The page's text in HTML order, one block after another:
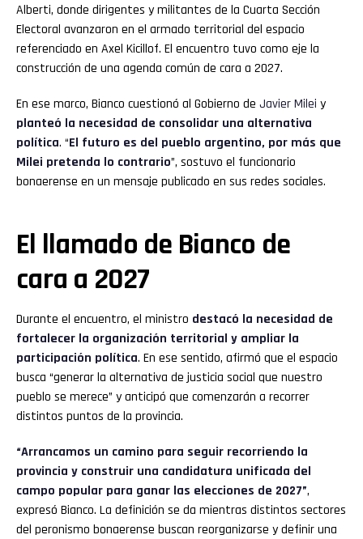
Alberti, donde dirigentes y militantes de la Cuarta Sección
Electoral avanzaron en el armado territorial del espacio
referenciado en Axel Kicillof. El encuentro tuvo como eje la
construcción de una agenda común de cara a 2027.
En ese marco, Bianco cuestionó al Gobierno de Javier Milei y
planteó la necesidad de consolidar una alternativa
política. “El futuro es del pueblo argentino, por más que
Milei pretenda lo contrario”, sostuvo el funcionario
bonaerense en un mensaje publicado en sus redes sociales.
El llamado de Bianco de
cara a 2027
Durante el encuentro, el ministro destacó la necesidad de
fortalecer la organización territorial y ampliar la
participación política. En ese sentido, afirmó que el espacio
busca “generar la alternativa de justicia social que nuestro
pueblo se merece” y anticipó que comenzarán a recorrer
distintos puntos de la provincia.
“Arrancamos un camino para seguir recorriendo la
provincia y construir una candidatura unificada del
campo popular para ganar las elecciones de 2027”,
expresó Bianco. La definición se da mientras distintos sectores
del peronismo bonaerense buscan reorganizarse y definir una